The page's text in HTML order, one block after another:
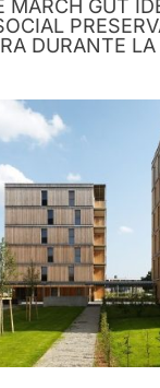
MARCH GUT
DURANTE